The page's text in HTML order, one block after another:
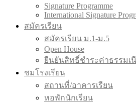
Signature Programme
International Signature
สมัครเรียน
สมัครเรียน ม.1-ม.5
Open House
ยืนยันสิทธิ์ชำระค่าธรรมเ
ชมโรงเรียน
สถานที่/อาคารเรียน
หอพักนักเรียน